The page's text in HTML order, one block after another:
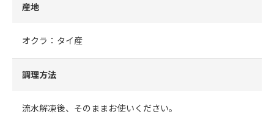
産地
オクラ：タイ産
調理方法
流水解凍後、そのままお使いください。